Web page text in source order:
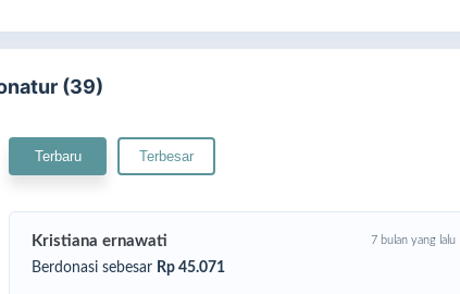
(39)
Terbaru Terbesar
Kristiana ernawati 7 bulan yang lalu
Berdonasi sebesar Rp 45.071